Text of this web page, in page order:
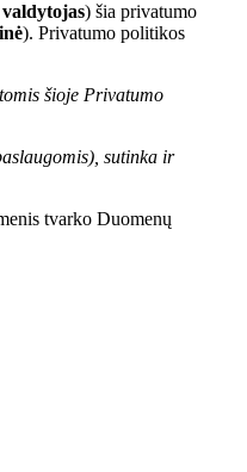
) šia privatumo
). Privatumo politikos
šioje Privatumo
sutinka ir
tvarko Duomenų